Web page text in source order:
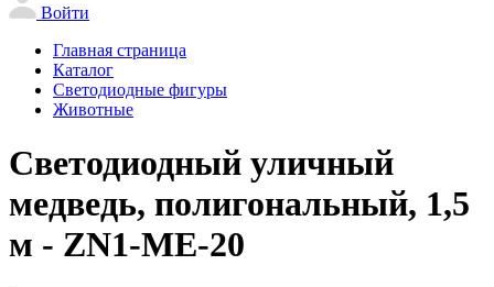
Войти
Главная страница
Каталог
Светодиодные фигуры
Животные
Светодиодный уличный
медведь, полигональный, 1,5
м - ZN1-ME-20